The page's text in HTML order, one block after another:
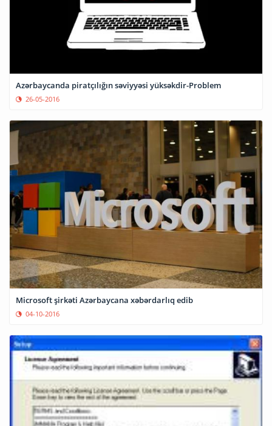
Azərbaycanda piratçılığın səviyyəsi yüksəkdir-Problem
26-05-2016
Microsoft şirkəti Azərbaycana xəbərdarlıq edib
04-10-2016